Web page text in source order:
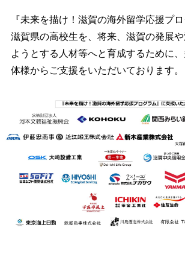
『未来を描け！滋賀の海外留学応援プロ
滋賀県の高校生を、将来、滋賀の発展
ようとする人材等へと育成するために
体様からご支援をいただいております。